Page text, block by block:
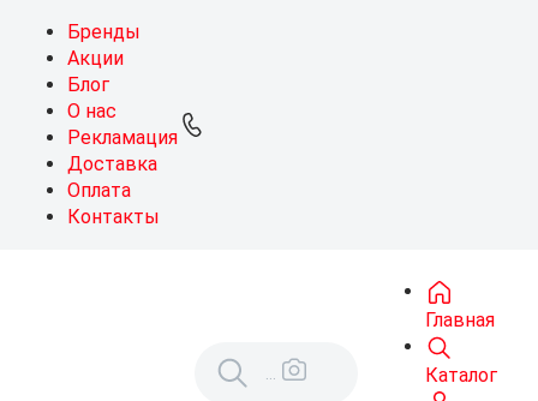
Бренды
Акции
Блог
О нас
Рекламация
Доставка
Оплата
Контакты
Главная
Каталог